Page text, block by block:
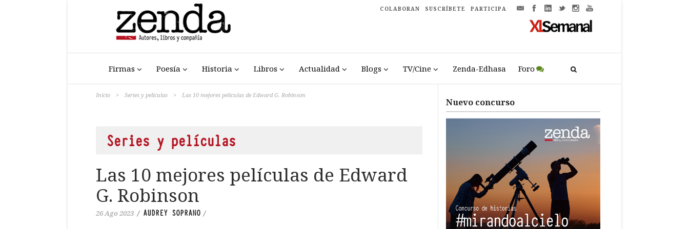
COLABORAN SUSCRÍBETE PARTICIPA
Firmas Poesía Historia Libros Actualidad Blogs TV/Cine Zenda-Edhasa Foro
Inicio > Series y películas > Las 10 mejores películas de Edward G. Robinson
Series y películas
Las 10 mejores películas de Edward
G. Robinson
26 Ago 2023 / AUDREY SOPRANO /
Nuevo concurso